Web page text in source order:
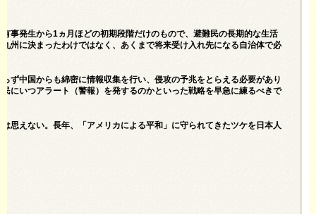
事発生から1ヵ月ほどの初期段階だけのもので、避難民の長期的な生活
州に決まったわけではなく、あくまで将来受け入れ先になる自治体で必
ず中国からも綿密に情報収集を行い、侵攻の予兆をとらえる必要があり
にいつアラート（警報）を発するのかといった戦略を早急に練るべきで
思えない。長年、「アメリカによる平和」に守られてきたツケを日本人